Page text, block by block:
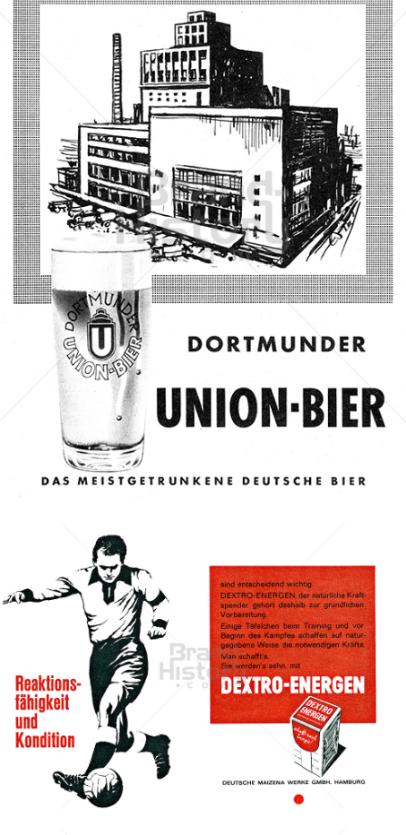
DORTMUNDER UNION-BIER
Dortmunder Actien-Brauerei
1961
Bild-ID: 68670
DEXTRO ENERGEN
Unilever Austria - Deutschland - Schweiz
1962